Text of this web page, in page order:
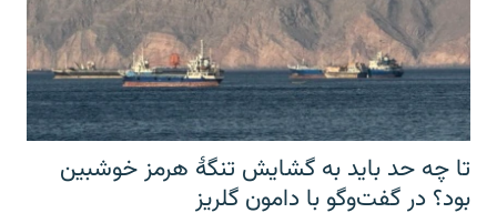
تا چه حد باید به گشایش تنگهٔ هرمز خوشبین
بود؟ در گفت‌وگو با دامون گلریز